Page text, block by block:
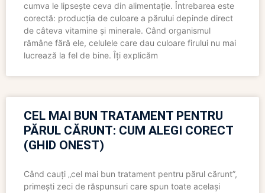
cumva le lipsește ceva din alimentație. Întrebarea este
corectă: producția de culoare a părului depinde direct
de câteva vitamine și minerale. Când organismul
rămâne fără ele, celulele care dau culoare firului nu mai
lucrează la fel de bine. Îți explicăm
CEL MAI BUN TRATAMENT PENTRU
PĂRUL CĂRUNT: CUM ALEGI CORECT
(GHID ONEST)
Când cauți „cel mai bun tratament pentru părul cărunt”,
primești zeci de răspunsuri care spun toate același